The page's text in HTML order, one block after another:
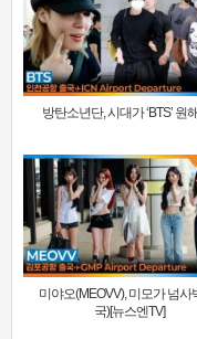
방탄소년단, 시대가 ‘BTS’ 원
미야오(MEOVV), 미모가 넘사
국)[뉴스엔TV]